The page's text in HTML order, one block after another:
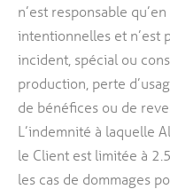
n’est responsable
intentionnelles et n’est
incident, spécial ou
production, perte
de bénéfices ou de
L’indemnité à laquelle
le Client est limitée à
les cas de dommages